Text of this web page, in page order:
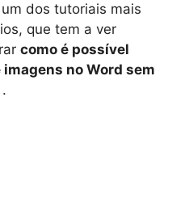
dos tutoriais mais
que tem a ver
como é possível
no Word sem
.